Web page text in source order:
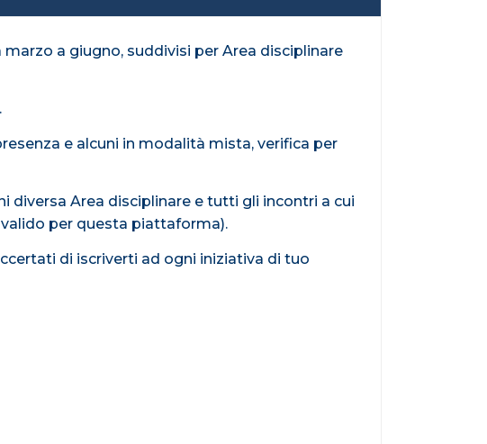
a giugno, suddivisi per Area disciplinare
e alcuni in modalità mista, verifica per
diversa Area disciplinare e tutti gli incontri a cui
per questa piattaforma).
di iscriverti ad ogni iniziativa di tuo